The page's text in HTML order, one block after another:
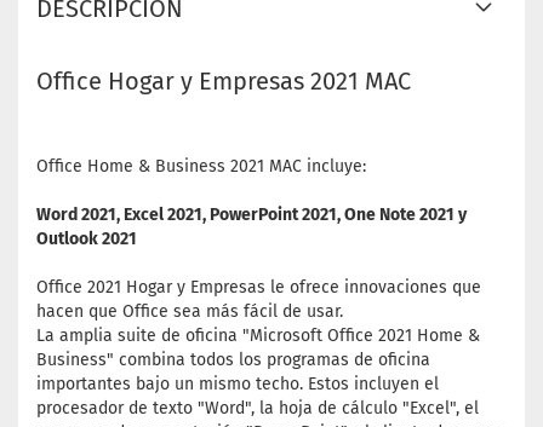
DESCRIPCIÓN
Office Hogar y Empresas 2021 MAC
Office Home & Business 2021 MAC incluye:
Word 2021, Excel 2021, PowerPoint 2021, One Note 2021 y
Outlook 2021
Office 2021 Hogar y Empresas le ofrece innovaciones que
hacen que Office sea más fácil de usar.
La amplia suite de oficina "Microsoft Office 2021 Home &
Business" combina todos los programas de oficina
importantes bajo un mismo techo. Estos incluyen el
procesador de texto "Word", la hoja de cálculo "Excel", el